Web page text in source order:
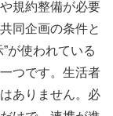
規約整備が必要
同企画の条件と
が使われている
つです。生活者
ありません。必